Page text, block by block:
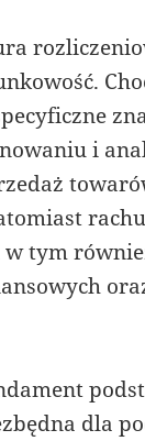
i
tym
dla